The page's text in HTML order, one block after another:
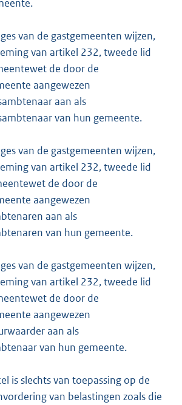
van de gastgemeenten wijzen,
van artikel 232, tweede lid
de door de
aangewezen
aan als
van hun gemeente.
van de gastgemeenten wijzen,
van artikel 232, tweede lid
de door de
aangewezen
aan als
van hun gemeente.
van de gastgemeenten wijzen,
van artikel 232, tweede lid
de door de
aangewezen
aan als
van hun gemeente.
is slechts van toepassing op de
van belastingen zoals die